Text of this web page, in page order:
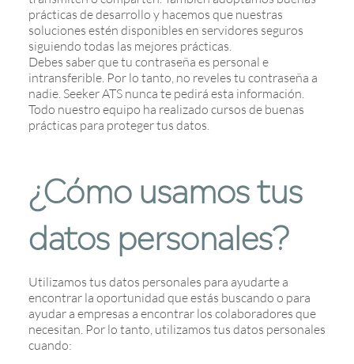
prácticas de desarrollo y hacemos que nuestras
soluciones estén disponibles en servidores seguros
siguiendo todas las mejores prácticas.
Debes saber que tu contraseña es personal e
intransferible. Por lo tanto, no reveles tu contraseña a
nadie. Seeker ATS nunca te pedirá esta información.
Todo nuestro equipo ha realizado cursos de buenas
prácticas para proteger tus datos.
¿Cómo usamos tus
datos personales?
Utilizamos tus datos personales para ayudarte a
encontrar la oportunidad que estás buscando o para
ayudar a empresas a encontrar los colaboradores que
necesitan. Por lo tanto, utilizamos tus datos personales
cuando: